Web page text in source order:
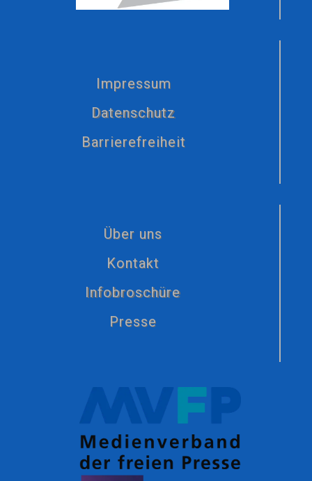
Impressum
Datenschutz
Barrierefreiheit
Über uns
Kontakt
Infobroschüre
Presse